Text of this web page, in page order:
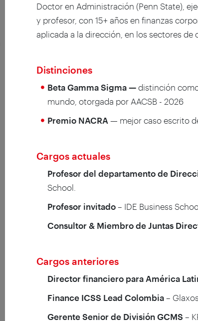
Doctor en Administración (Penn State),
y profesor, con 15+ años en finanzas
aplicada a la dirección, en los sectores
Distinciones
Beta Gamma Sigma — distinción
mundo, otorgada por AACSB - 2026
Premio NACRA — mejor caso escrito
Cargos actuales
Profesor del departamento de
School.
Profesor invitado – IDE Business
Consultor & Miembro de Juntas
Cargos anteriores
Director financiero para América
Finance ICSS Lead Colombia –
Gerente Senior de División GCMS –